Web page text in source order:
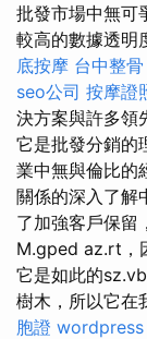
批發市場中無可
較高的數據透明
底按摩 台中整骨
seo公司 按摩證
決方案與許多領
它是批發分銷的
業中無與倫比的
關係的深入了解
了加強客戶保留
M.gped az.rt，
它是如此的
樹木，所以它在
胞證 wordpress